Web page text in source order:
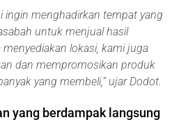
ingin menghadirkan tempat yang
untuk menjual hasil
lokasi, kami juga
dan mempromosikan produk
yang membeli,” ujar Dodot.
yang berdampak langsung